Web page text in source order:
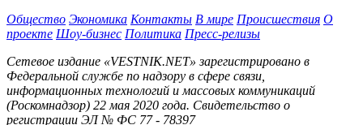
Общество Экономика Контакты В мире Происшествия О
проекте Шоу-бизнес Политика Пресс-релизы
Сетевое издание «VESTNIK.NET» зарегистрировано в
Федеральной службе по надзору в сфере связи,
информационных технологий и массовых коммуникаций
(Роскомнадзор) 22 мая 2020 года. Свидетельство о
регистрации ЭЛ № ФС 77 - 78397